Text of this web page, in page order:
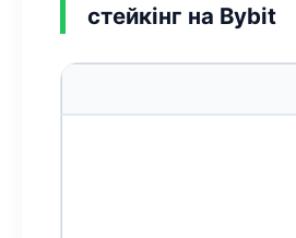
стейкінг на Bybit